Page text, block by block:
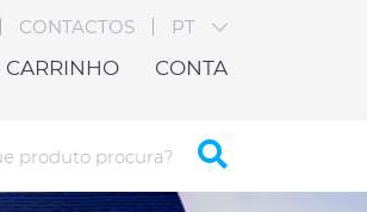
CONTACTOS PT
CARRINHO CONTA